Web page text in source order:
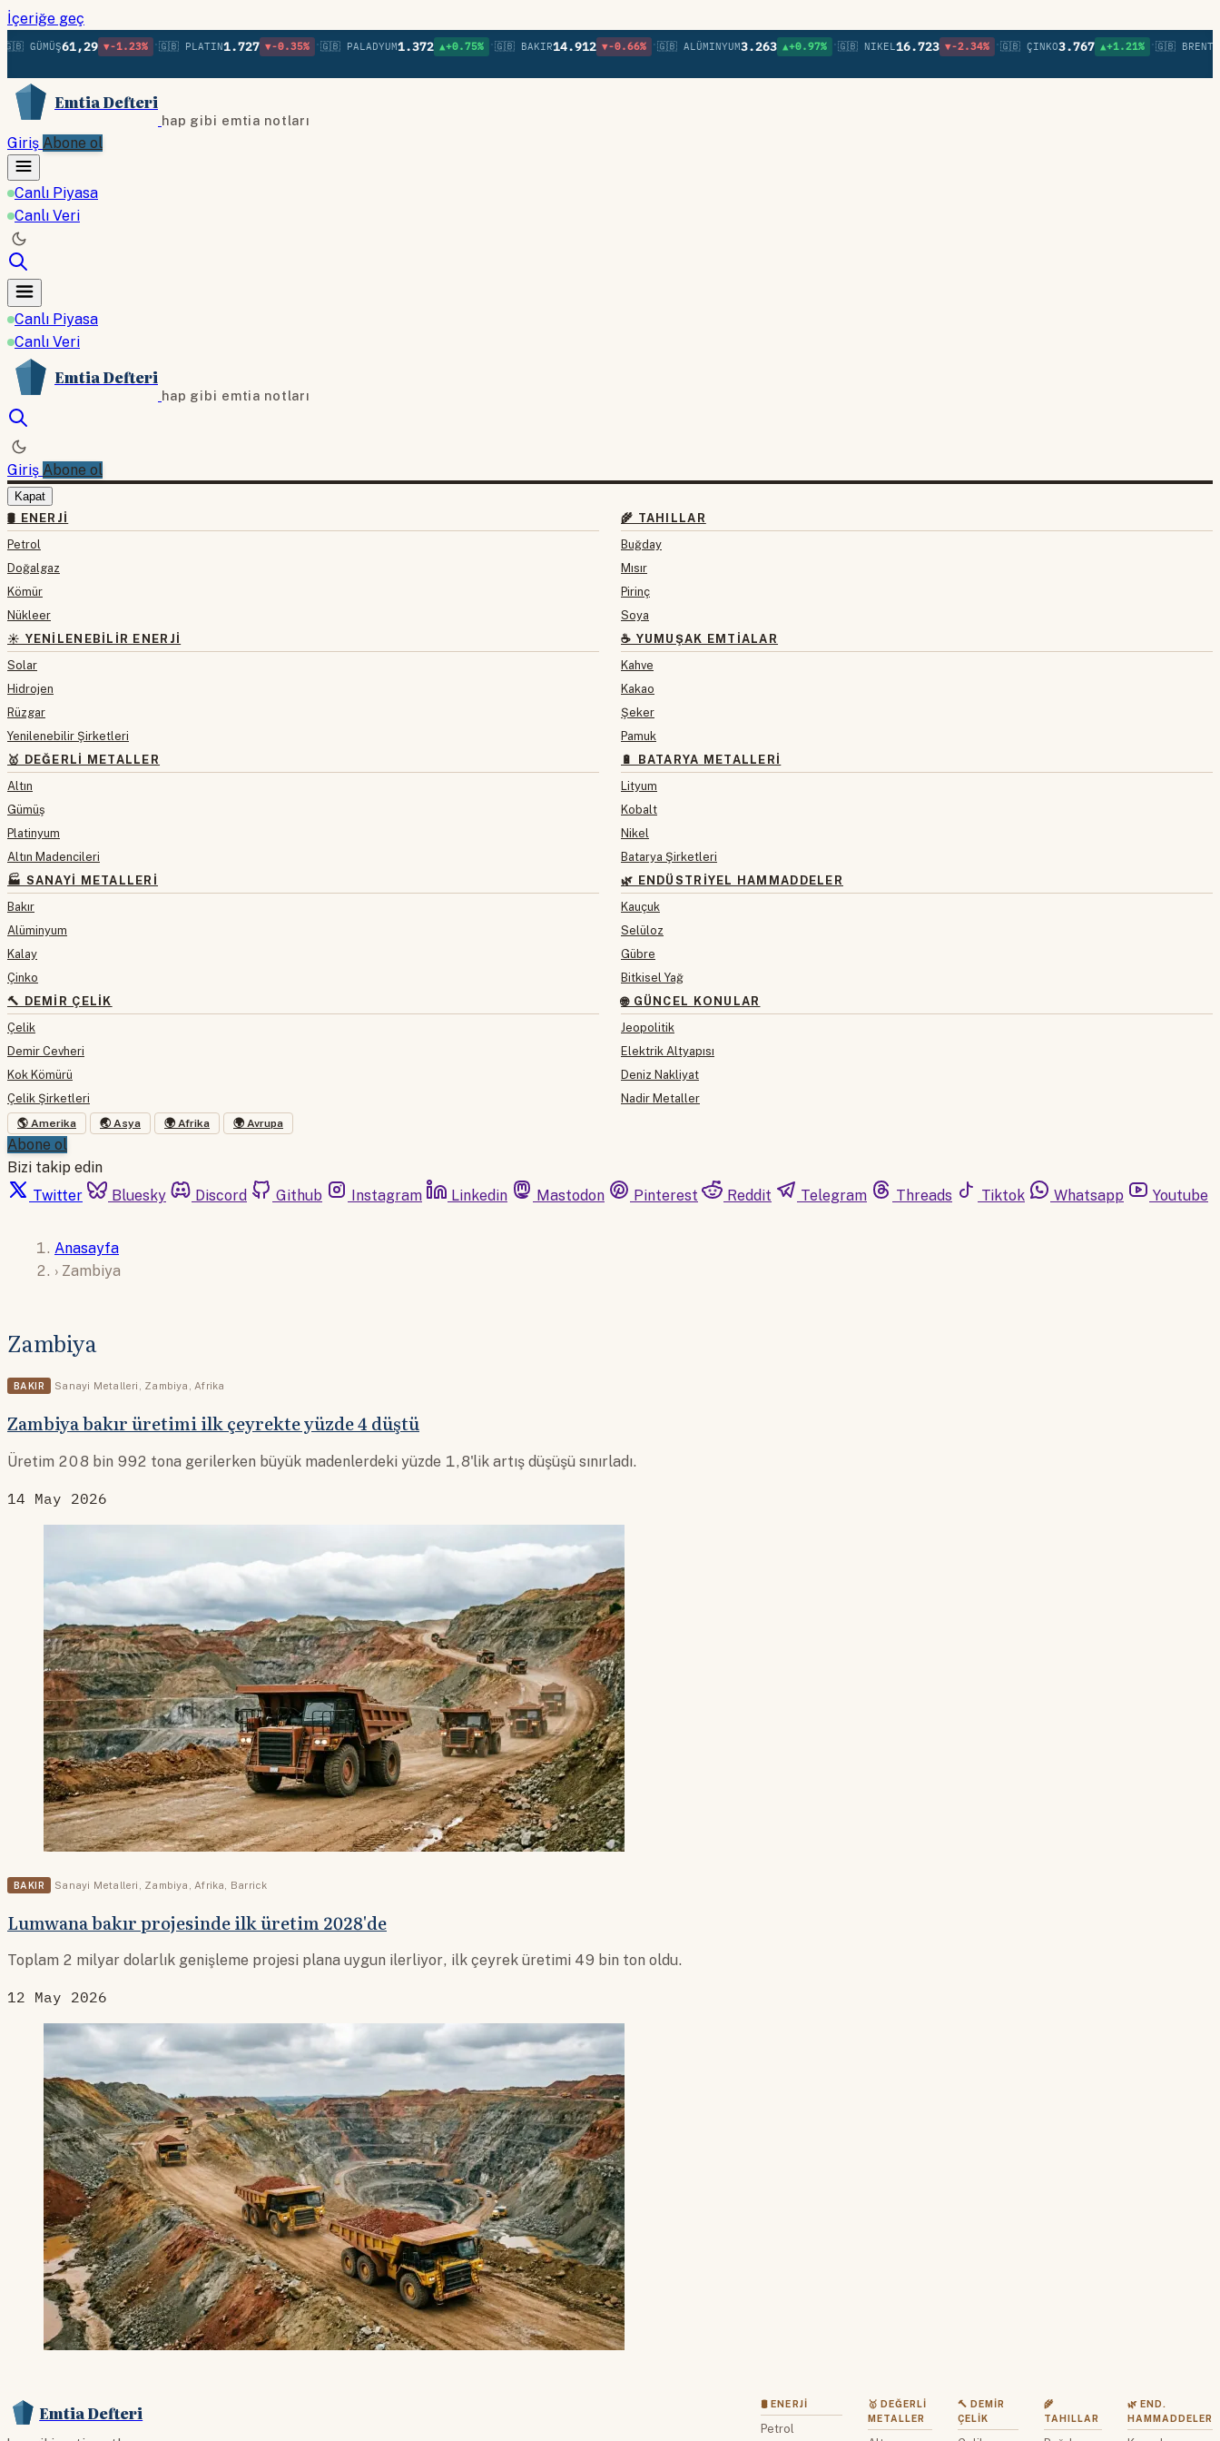
İçeriğe geç
61,29 ▼-1.23% •🇬🇧 PLATIN1.727 ▼-0.35% •🇬🇧 PALADYUM1.372 ▲+0.75% •🇬🇧 BAKIR14.912 ▼-0.66% •🇬🇧 ALÜMINYUM3.263 ▲+0.97% •🇬🇧 NIKEL16.723 ▼-2.34% •🇬🇧 ÇINKO3.767 ▲+1.21% •🇬🇧 BRENT
Emtia Defteri
hap gibi emtia notları
Giriş Abone ol
Canlı Piyasa
Canlı Veri
Canlı Piyasa
Canlı Veri
Emtia Defteri
hap gibi emtia notları
Giriş Abone ol
Kapat
🛢 ENERJI
Petrol
Doğalgaz
Kömür
Nükleer
☀️ YENILENEBILIR ENERJI
Solar
Hidrojen
Rüzgar
Yenilenebilir Şirketleri
🥇 DEĞERLI METALLER
Altın
Gümüş
Platinyum
Altın Madencileri
🏭 SANAYI METALLERI
Bakır
Alüminyum
Kalay
Çinko
🔨 DEMIR ÇELIK
Çelik
Demir Cevheri
Kok Kömürü
Çelik Şirketleri
🌾 TAHILLAR
Buğday
Mısır
Pirinç
Soya
☕ YUMUŞAK EMTIALAR
Kahve
Kakao
Şeker
Pamuk
🔋 BATARYA METALLERI
Lityum
Kobalt
Nikel
Batarya Şirketleri
🌿 ENDÜSTRIYEL HAMMADDELER
Kauçuk
Selüloz
Gübre
Bitkisel Yağ
🌐 GÜNCEL KONULAR
Jeopolitik
Elektrik Altyapısı
Deniz Nakliyat
Nadir Metaller
🌎 Amerika 🌏 Asya 🌍 Afrika 🌍 Avrupa
Abone ol
Bizi takip edin
Twitter
Bluesky Discord Github Instagram Linkedin Mastodon Pinterest Reddit Telegram Threads Tiktok Whatsapp Youtube
Anasayfa
› Zambiya
Zambiya
BAKIR Sanayi Metalleri , Zambiya ,Afrika
Zambiya bakır üretimi ilk çeyrekte yüzde 4 düştü
Üretim 208 bin 992 tona gerilerken büyük madenlerdeki yüzde 1,8'lik artış düşüşü sınırladı.
14 May 2026
BAKIR Sanayi Metalleri Zambiya Afrika Barrick
Lumwana bakır projesinde ilk üretim 2028'de
Toplam 2 milyar dolarlık genişleme projesi plana uygun ilerliyor, ilk çeyrek üretimi 49 bin ton oldu.
12 May 2026
Emtia Defteri 🛢 ENERJI
Petrol
🥇 DEĞERLI
METALLER
🔨 DEMIR
ÇELIK
🌾
TAHILLAR
🌿 END.
HAMMADDELER